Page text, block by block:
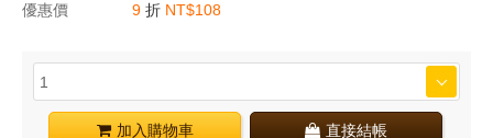
優惠價
9 折 NT$108
加入購物車 直接結帳